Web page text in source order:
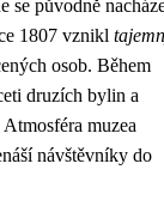
se původně
1807 vznikl
osob. Během
druzích bylin a
muzea
návštěvníky do